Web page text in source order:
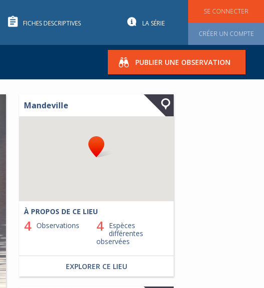
SE CONNECTER
CRÉER UN COMPTE
FICHES DESCRIPTIVES LA SÉRIE
PUBLIER UNE OBSERVATION
Mandeville
À PROPOS DE CE LIEU
4 Observations 4 Espèces
différentes
observées
EXPLORER CE LIEU